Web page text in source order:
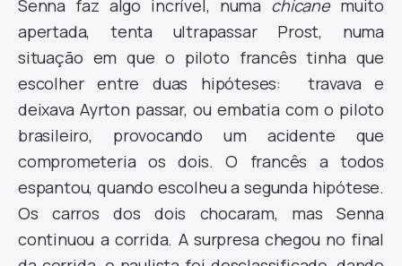
Senna faz algo incrível, numa chicanemuito
apertada, tenta ultrapassar Prost, numa
situação em que o piloto francês tinha que
escolher entre duas hipóteses: travava e
deixava Ayrton passar, ou embatia com o piloto
brasileiro, provocando um acidente que
comprometeria os dois. O francês a todos
espantou, quando escolheu a segunda hipótese.
Os carros dos dois chocaram, mas Senna
continuou a corrida. A surpresa chegou no final